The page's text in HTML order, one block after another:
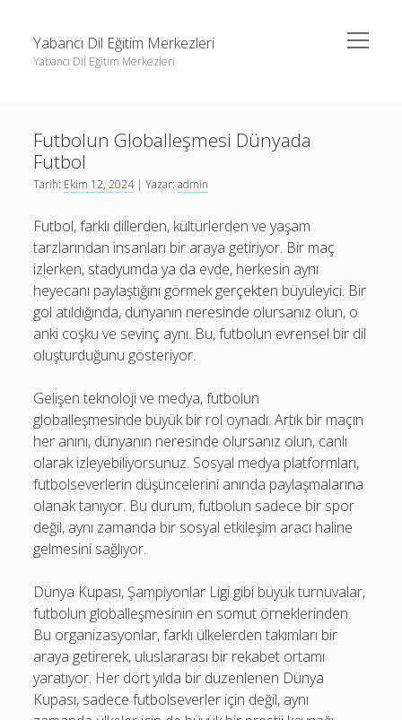
Yabancı Dil Eğitim Merkezleri
Yabancı Dil Eğitim Merkezleri
menüyü
aç
Liste
Sayfa Listesi
Threads Beğeni Çoğaltma Bedava
Instagram Gizli Profil Görme
Sayfa Listesi
Shorts Abone Arttırma Ücretsiz
Threads Beğeni Çoğaltma Bedava
Futbolun Globalleşmesi Dünyada
Futbol
Tarih: Ekim 12, 2024| Yazar:admin
Futbol, farklı dillerden, kültürlerden ve yaşam
tarzlarından insanları bir araya getiriyor. Bir maç
izlerken, stadyumda ya da evde, herkesin aynı
heyecanı paylaştığını görmek gerçekten büyüleyici. Bir
gol atıldığında, dünyanın neresinde olursanız olun, o
anki coşku ve sevinç aynı. Bu, futbolun evrensel bir dil
oluşturduğunu gösteriyor.
Gelişen teknoloji ve medya, futbolun
globalleşmesinde büyük bir rol oynadı. Artık bir maçın
her anını, dünyanın neresinde olursanız olun, canlı
olarak izleyebiliyorsunuz. Sosyal medya platformları,
futbolseverlerin düşüncelerini anında paylaşmalarına
olanak tanıyor. Bu durum, futbolun sadece bir spor
değil, aynı zamanda bir sosyal etkileşim aracı haline
gelmesini sağlıyor.
Dünya Kupası, Şampiyonlar Ligi gibi büyük turnuvalar,
futbolun globalleşmesinin en somut örneklerinden.
Bu organizasyonlar, farklı ülkelerden takımları bir
araya getirerek, uluslararası bir rekabet ortamı
yaratıyor. Her dört yılda bir düzenlenen Dünya
Kupası, sadece futbolseverler için değil, aynı